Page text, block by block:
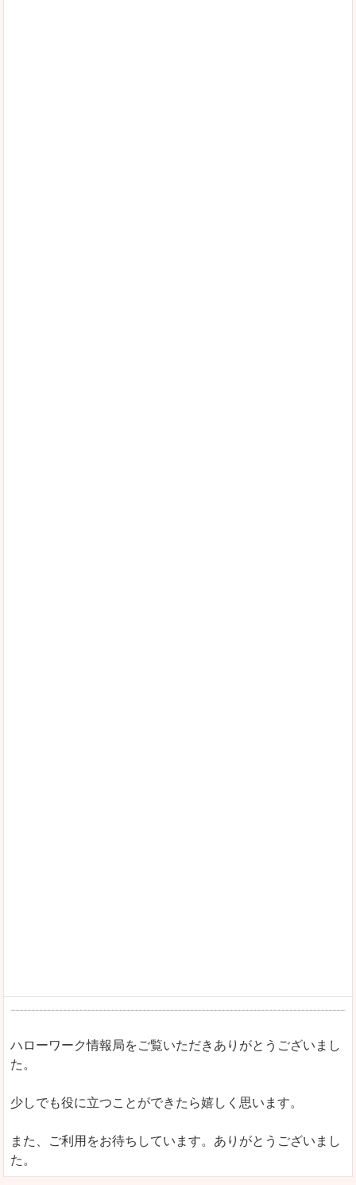
ハローワーク情報局をご覧いただきありがとうございまし
た。
少しでも役に立つことができたら嬉しく思います。
また、ご利用をお待ちしています。ありがとうございまし
た。